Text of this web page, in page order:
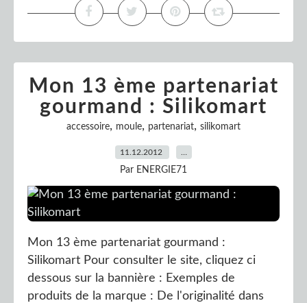
Mon 13 ème partenariat
gourmand : Silikomart
accessoire, moule, partenariat, silikomart
11.12.2012
Par ENERGIE71
Mon 13 ème partenariat gourmand :
Silikomart Pour consulter le site, cliquez ci
dessous sur la bannière : Exemples de
produits de la marque : De l'originalité dans